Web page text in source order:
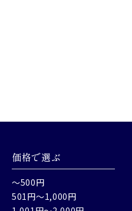
価格で選ぶ
～500円
501円～1,000円